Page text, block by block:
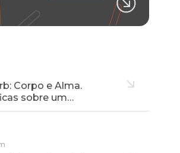
Corpo e Alma.
sobre um…